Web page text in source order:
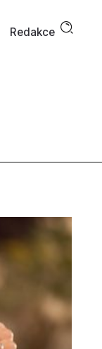
Redakce